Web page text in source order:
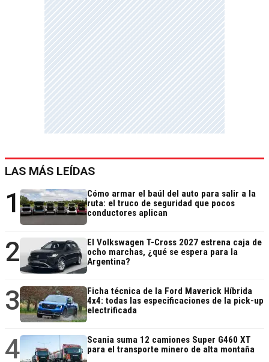
LAS MÁS LEÍDAS
1
Cómo armar el baúl del auto para salir a la
ruta: el truco de seguridad que pocos
conductores aplican
2
El Volkswagen T-Cross 2027 estrena caja de
ocho marchas, ¿qué se espera para la
Argentina?
3
Ficha técnica de la Ford Maverick Híbrida
4x4: todas las especificaciones de la pick-up
electrificada
4
Scania suma 12 camiones Super G460 XT
para el transporte minero de alta montaña